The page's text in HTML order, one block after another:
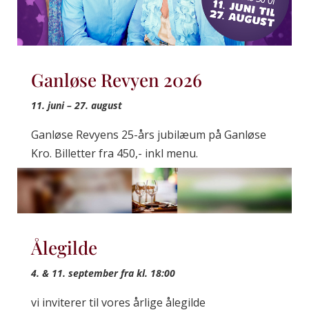
Ganløse Revyen 2026
11. juni – 27. august
Ganløse Revyens 25-års jubilæum på Ganløse
Kro. Billetter fra 450,- inkl menu.
læs mere
Ålegilde
4. & 11. september fra kl. 18:00
vi inviterer til vores årlige ålegilde